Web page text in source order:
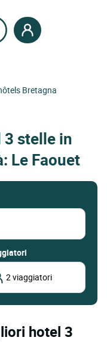
Bretagna
stelle in
Le Faouet
hotel 3